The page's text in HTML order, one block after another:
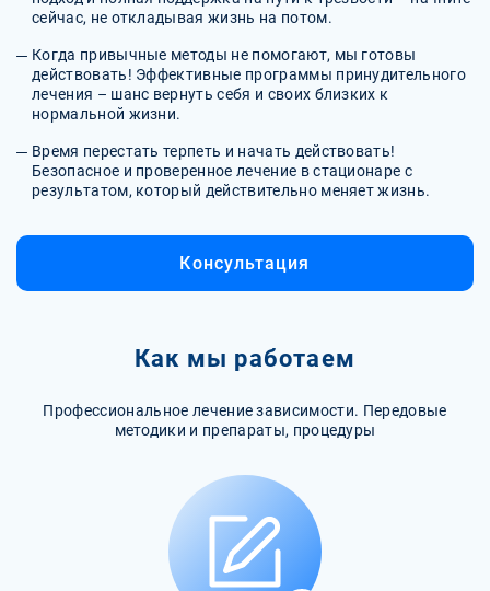
сейчас, не откладывая жизнь на потом.
Когда привычные методы не помогают, мы готовы
действовать! Эффективные программы принудительного
лечения – шанс вернуть себя и своих близких к
нормальной жизни.
Время перестать терпеть и начать действовать!
Безопасное и проверенное лечение в стационаре с
результатом, который действительно меняет жизнь.
Консультация
Как мы работаем
Профессиональное лечение зависимости. Передовые
методики и препараты, процедуры